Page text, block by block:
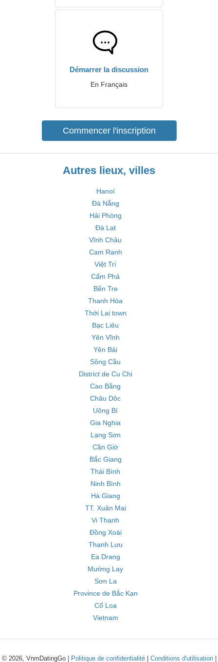
Démarrer la discussion
En Français
Commencer l'inscription
Autres lieux, villes
Hanoï
Đà Nẵng
Hải Phòng
Đà Lạt
Vĩnh Châu
Cam Ranh
Việt Trì
Cẩm Phả
Bến Tre
Thanh Hóa
Thới Lai town
Bạc Liêu
Yên Vĩnh
Yên Bái
Sông Cầu
District de Cu Chi
Cao Bằng
Châu Dôc
Uông Bí
Gia Nghia
Lạng Sơn
Cần Giờ
Bắc Giang
Thái Bình
Ninh Bình
Hà Giang
TT. Xuân Mai
Vi Thanh
Đồng Xoài
Thanh Lưu
Ea Drang
Mường Lay
Sơn La
Province de Bắc Kạn
Cổ Loa
Vietnam
© 2026, VnmDatingGo | Politique de confidentialité| Conditions d'utilisation|